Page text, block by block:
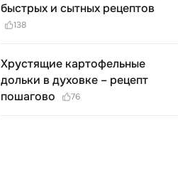
быстрых и сытных рецептов
138
Хрустящие картофельные
дольки в духовке – рецепт
пошагово
76